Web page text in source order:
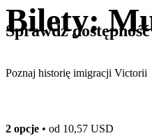
Bilety:
Poznaj historię imigracji Victorii
Sprawdź dostępność
2 opcje • od 10,57 USD